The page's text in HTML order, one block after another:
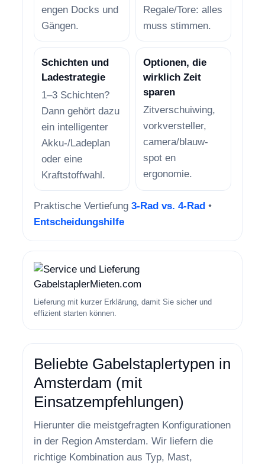
engen Docks und
Gängen.
Regale/Tore: alles
muss stimmen.
Schichten und
Ladestrategie
1–3 Schichten?
Dann gehört dazu
ein intelligenter
Akku-/Ladeplan
oder eine
Kraftstoffwahl.
Optionen, die
wirklich Zeit
sparen
Zitverschuiwing,
vorkversteller,
camera/blauw-
spot en
ergonomie.
Praktische Vertiefung 3-Rad vs. 4-Rad •
Entscheidungshilfe
Lieferung mit kurzer Erklärung, damit Sie sicher und
effizient starten können.
Beliebte Gabelstaplertypen in
Amsterdam (mit
Einsatzempfehlungen)
Hierunter die meistgefragten Konfigurationen
in der Region Amsterdam. Wir liefern die
richtige Kombination aus Typ, Mast,